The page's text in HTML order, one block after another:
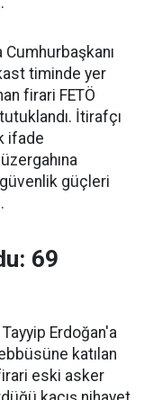
timinde yer
firari FETÖ
İtirafçı
ifade
güçleri
69
Erdoğan'a
katılan
eski asker